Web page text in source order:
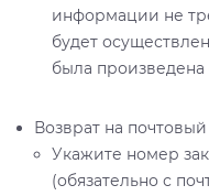
информации не
будет
была произведена
Возврат на
Укажите номер
(обязательно с